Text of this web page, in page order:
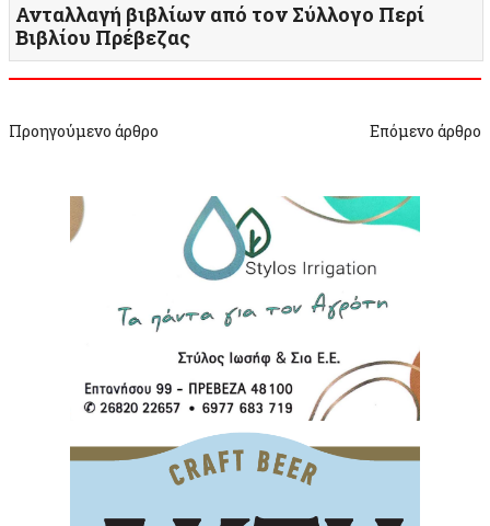
Ανταλλαγή βιβλίων από τον Σύλλογο Περί
Βιβλίου Πρέβεζας
Προηγούμενο άρθρο Επόμενο άρθρο